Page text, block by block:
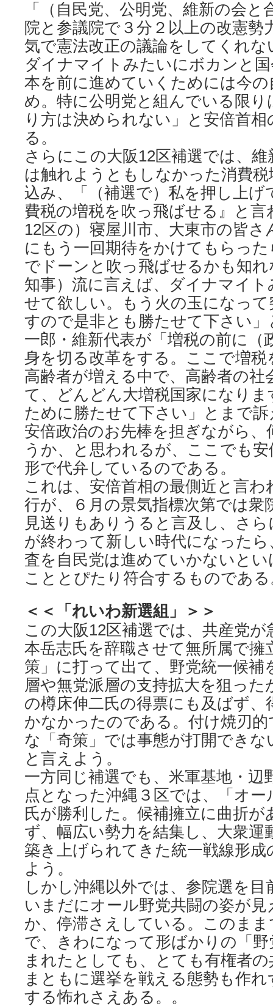
「（自民党、公明党、維新の会
院と参議院で３分２以上の改憲勢
気で憲法改正の議論をしてくれ
ダイナマイトみたいにボカンと
本を前に進めていくためには今
め。特に公明党と組んでいる限
り方は決められない」と安倍首
る。
さらにこの大阪12区補選では、
は触れようともしなかった消費
込み、「（補選で）私を押し上
費税の増税を吹っ飛ばせる』と
12区の）寝屋川市、大東市の皆さ
にもう一回期待をかけてもらっ
でドーンと吹っ飛ばせるかも知
知事）流に言えば、ダイナマイ
せて欲しい。もう火の玉になっ
すので是非とも勝たせて下さい
一郎・維新代表が「増税の前に（
身を切る改革をする。ここで増
高齢者が増える中で、高齢者の社
て、どんどん大増税国家になり
ために勝たせて下さい」とまで
安倍政治のお先棒を担ぎながら
うか、と思われるが、ここでも
形で代弁しているのである。
これは、安倍首相の最側近と言わ
行が、６月の景気指標次第では衆
見送りもありうると言及し、さ
が終わって新しい時代になった
査を自民党は進めていかないと
こととぴたり符合するものである
＜＜「れいわ新選組」＞＞
この大阪12区補選では、共産党が
本岳志氏を辞職させて無所属で擁
策」に打って出て、野党統一候補
層や無党派層の支持拡大を狙った
の樽床伸二氏の得票にも及ばず、
かなかったのである。付け焼刃的
な「奇策」では事態が打開でき
と言えよう。
一方同じ補選でも、米軍基地・辺
点となった沖縄３区では、「オー
氏が勝利した。候補擁立に曲折
ず、幅広い勢力を結集し、大衆運
築き上げられてきた統一戦線形成
よう。
しかし沖縄以外では、参院選を
いまだにオール野党共闘の姿が
か、停滞さえしている。このま
で、きわになって形ばかりの「
まれたとしても、とても有権者
まともに選挙を戦える態勢も作
する怖れさえある。。